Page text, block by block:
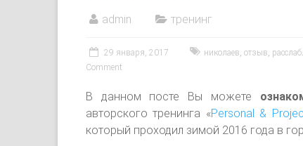
admin тренинг
29 января, 2017 николаев, отзыв,
Comment
В данном посте Вы можете
авторского тренинга «Personal &
который проходил зимой 2016 года в